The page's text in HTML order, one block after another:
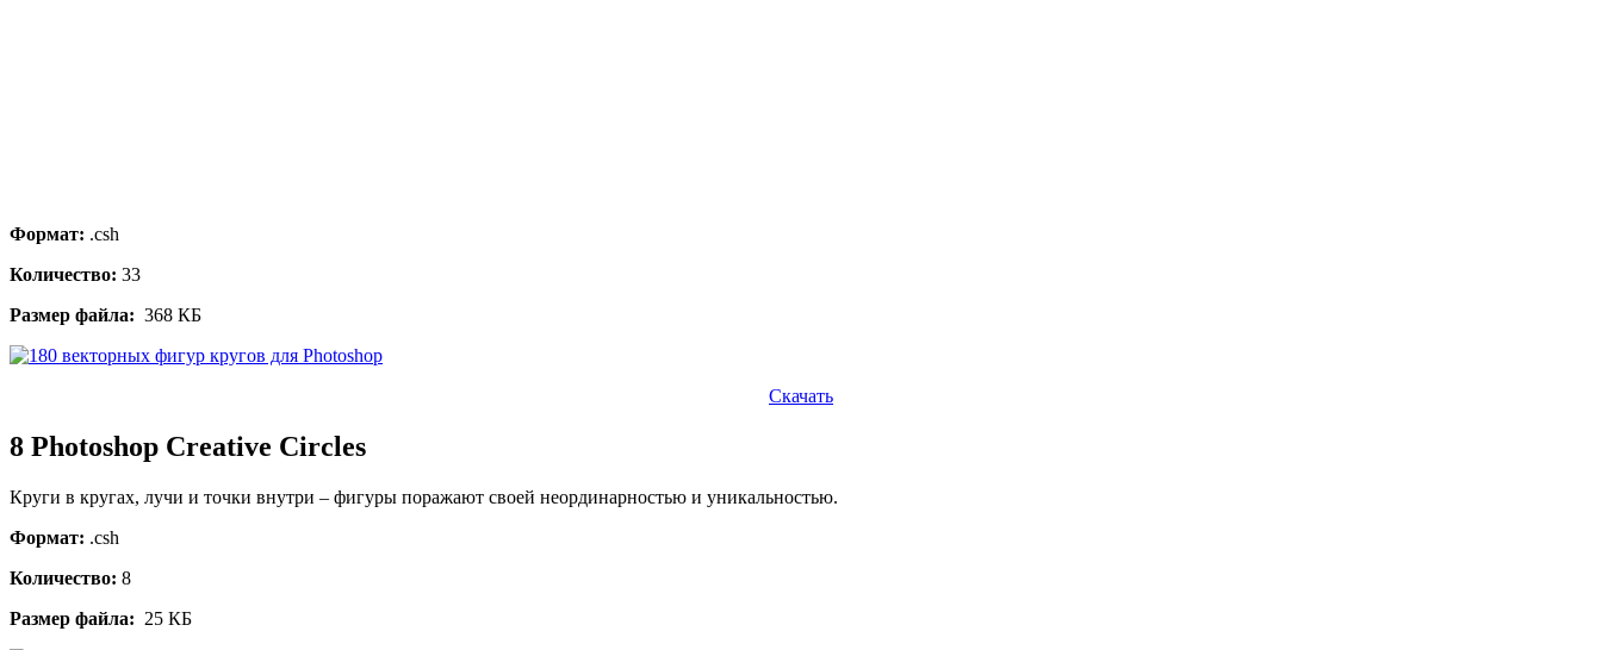
Формат: .csh
Количество: 33
Размер файла: 368 КБ
Скачать
8 Photoshop Creative Circles
Круги в кругах, лучи и точки внутри – фигуры поражают своей неординарностью и уникальностью.
Формат: .csh
Количество: 8
Размер файла: 25 КБ